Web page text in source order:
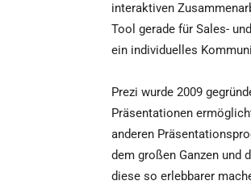
interaktiven
Tool gerade für Sales-
ein individuelles
Prezi wurde 2009
Präsentationen
anderen
dem großen Ganzen und
diese so erlebbarer